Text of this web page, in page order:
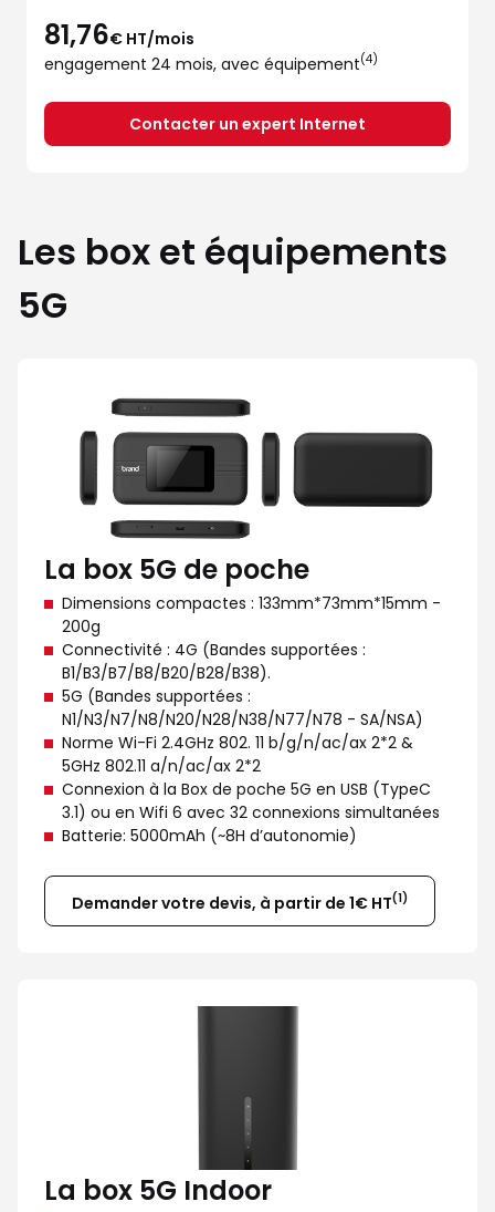
81,76€ HT/mois
engagement 24 mois, avec équipement(4)
Contacter un expert Internet
Les box et équipements
5G
La box 5G de poche
Dimensions compactes : 133mm*73mm*15mm -
200g
Connectivité : 4G (Bandes supportées :
B1/B3/B7/B8/B20/B28/B38).
5G (Bandes supportées :
N1/N3/N7/N8/N20/N28/N38/N77/N78 - SA/NSA)
Norme Wi-Fi 2.4GHz 802. 11 b/g/n/ac/ax 2*2 &
5GHz 802.11 a/n/ac/ax 2*2
Connexion à la Box de poche 5G en USB (TypeC
3.1) ou en Wifi 6 avec 32 connexions simultanées
Batterie: 5000mAh (~8H d’autonomie)
Demander votre devis, à partir de 1€ HT(1)
La box 5G Indoor